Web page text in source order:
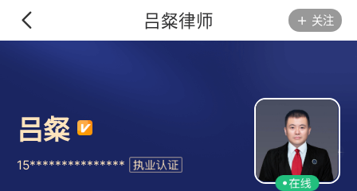
吕粲律师 关注
吕粲
15***************